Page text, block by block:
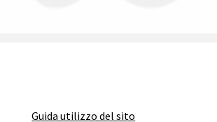
Guida utilizzo del sito